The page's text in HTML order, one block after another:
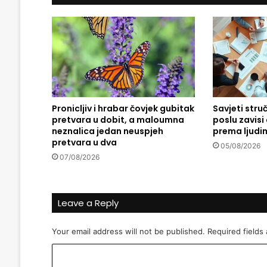
u
e
i
l
e
ć
i
f
l
o
m
t
a
Pronicljiv i hrabar čovjek gubitak
pretvara u dobit, a maloumna
neznalica jedan neuspjeh
pretvara u dva
07/08/2026
Savjeti
poslu
prema
05/08/2026
Leave a Reply
Your email address will not be published. Required fields